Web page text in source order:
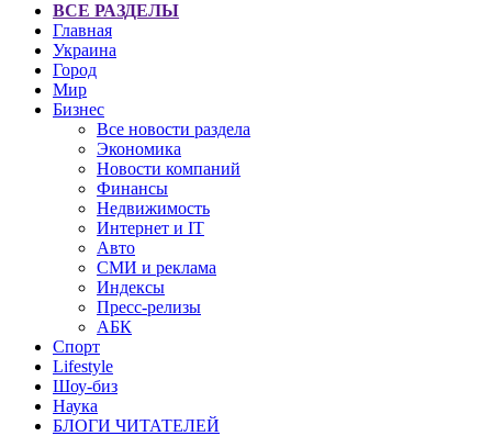
ВСЕ РАЗДЕЛЫ
Главная
Украина
Город
Мир
Бизнес
Все новости раздела
Экономика
Новости компаний
Финансы
Недвижимость
Интернет и IT
Авто
СМИ и реклама
Индексы
Пресс-релизы
АБК
Спорт
Lifestyle
Шоу-биз
Наука
БЛОГИ ЧИТАТЕЛЕЙ